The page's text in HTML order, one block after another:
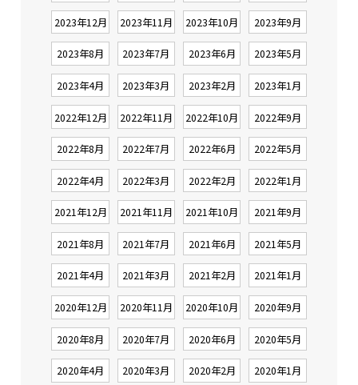
2023年12月 2023年11月 2023年10月 2023年9月
2023年8月 2023年7月 2023年6月 2023年5月
2023年4月 2023年3月 2023年2月 2023年1月
2022年12月 2022年11月 2022年10月 2022年9月
2022年8月 2022年7月 2022年6月 2022年5月
2022年4月 2022年3月 2022年2月 2022年1月
2021年12月 2021年11月 2021年10月 2021年9月
2021年8月 2021年7月 2021年6月 2021年5月
2021年4月 2021年3月 2021年2月 2021年1月
2020年12月 2020年11月 2020年10月 2020年9月
2020年8月 2020年7月 2020年6月 2020年5月
2020年4月 2020年3月 2020年2月 2020年1月